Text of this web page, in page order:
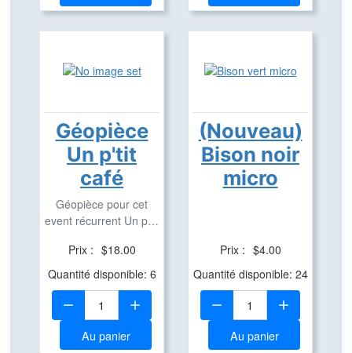
Géopièce
Un p'tit
café
Géopièce pour cet
event récurrent Un p'tit
Prix : $18.00
Quantité disponible: 6
Quantité:
Au panier
(Nouveau)
Bison noir
micro
Prix : $4.00
Quantité disponible: 24
Quantité:
Au panier